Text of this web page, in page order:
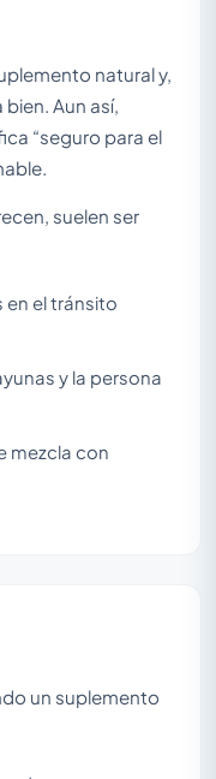
natural y,
Aun así,
“seguro para el
suelen ser
en el tránsito
y la persona
mezcla con
un suplemento